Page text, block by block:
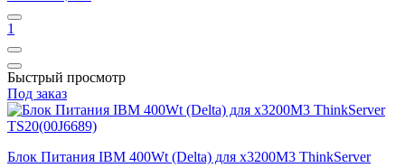
1
Быстрый просмотр
Под заказ
Блок Питания IBM 400Wt (Delta) для x3200M3 ThinkServer